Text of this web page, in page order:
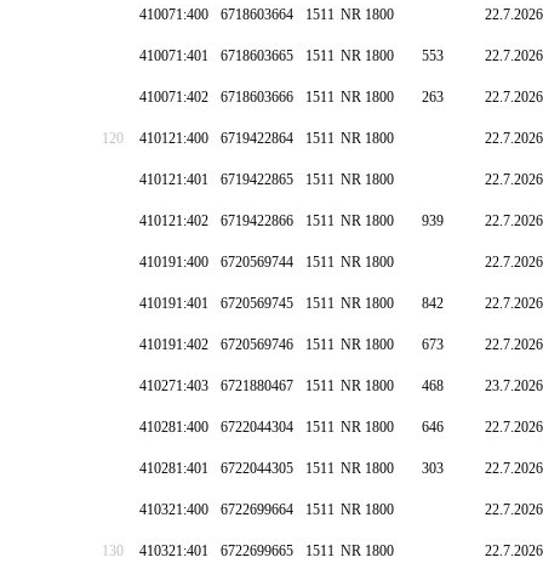
410071:400
6718603664 1511 NR 1800 22.7.2026
410071:401 6718603665 1511 NR 1800 553 22.7.2026
410071:402 6718603666 1511 NR 1800 263 22.7.2026
120 410121:400 6719422864 1511 NR 1800 22.7.2026
410121:401 6719422865 1511 NR 1800 22.7.2026
410121:402 6719422866 1511 NR 1800 939 22.7.2026
410191:400 6720569744 1511 NR 1800 22.7.2026
410191:401 6720569745 1511 NR 1800 842 22.7.2026
410191:402 6720569746 1511 NR 1800 673 22.7.2026
410271:403 6721880467 1511 NR 1800 468 23.7.2026
410281:400 6722044304 1511 NR 1800 646 22.7.2026
410281:401 6722044305 1511 NR 1800 303 22.7.2026
410321:400 6722699664 1511 NR 1800 22.7.2026
130 410321:401 6722699665 1511 NR 1800 22.7.2026